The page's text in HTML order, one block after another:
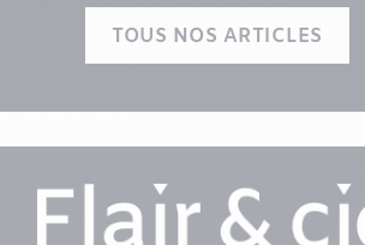
TOUS NOS ARTICLES